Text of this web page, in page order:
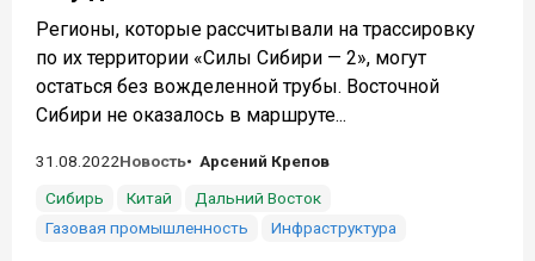
Регионы, которые рассчитывали на трассировку
по их территории «Силы Сибири — 2», могут
остаться без вожделенной трубы. Восточной
Сибири не оказалось в маршруте...
31.08.2022Новость
Арсений Крепов
Сибирь
Китай
Дальний Восток
Газовая промышленность
Инфраструктура